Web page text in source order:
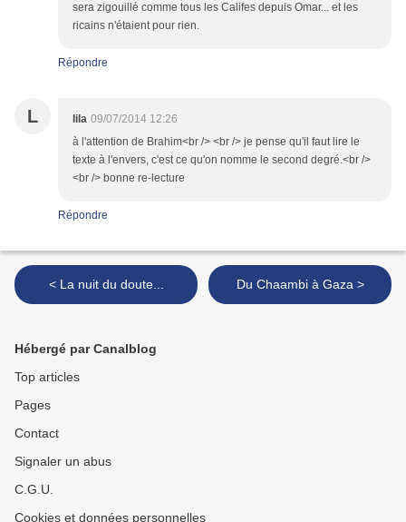
sera zigouillé comme tous les Califes depuis Omar... et les
ricains n'étaient pour rien.
Répondre
L lila 09/07/2014 12:26
à l'attention de Brahim<br /> <br /> je pense qu'il faut lire le
texte à l'envers, c'est ce qu'on nomme le second degré.<br />
<br /> bonne re-lecture
Répondre
< La nuit du doute... Du Chaambi à Gaza >
Hébergé par Canalblog
Top articles
Pages
Contact
Signaler un abus
C.G.U.
Cookies et données personnelles